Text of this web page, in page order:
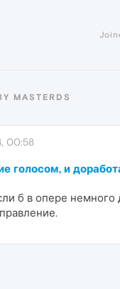
MASTERDS
00:58
голосом, и
б в опере